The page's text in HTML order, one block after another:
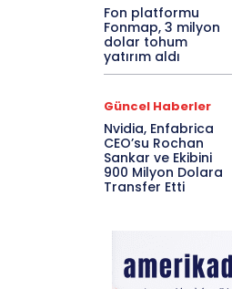
Fon platformu
Fonmap, 3 milyon
dolar tohum
yatırım aldı
Güncel Haberler
Nvidia, Enfabrica
CEO’su Rochan
Sankar ve Ekibini
900 Milyon Dolara
Transfer Etti